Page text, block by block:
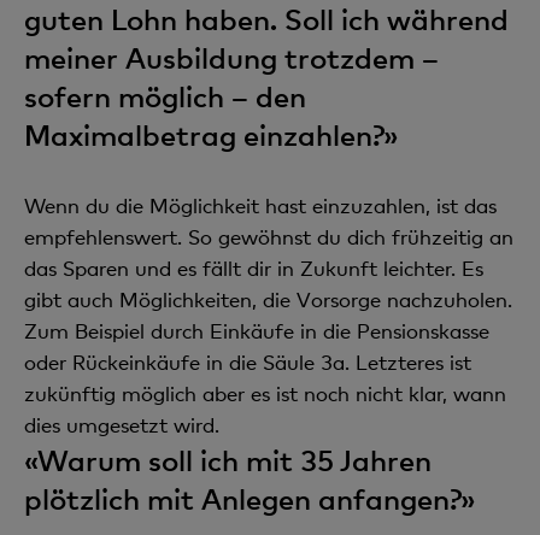
guten Lohn haben. Soll ich während
meiner Ausbildung trotzdem –
sofern möglich – den
Maximalbetrag einzahlen?»
Wenn du die Möglichkeit hast einzuzahlen, ist das
empfehlenswert. So gewöhnst du dich frühzeitig an
das Sparen und es fällt dir in Zukunft leichter. Es
gibt auch Möglichkeiten, die Vorsorge nachzuholen.
Zum Beispiel durch Einkäufe in die Pensionskasse
oder Rückeinkäufe in die Säule 3a. Letzteres ist
zukünftig möglich aber es ist noch nicht klar, wann
dies umgesetzt wird.
«Warum soll ich mit 35 Jahren
plötzlich mit Anlegen anfangen?»